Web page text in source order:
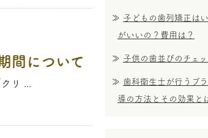
間について
リ ...
子どもの歯列矯正は
がいいの？費用は？
子供の歯並びのチェ
歯科衛生士が行うブ
導の方法とその効果と